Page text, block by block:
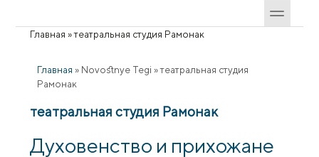
Главная »театральная студия Рамонак
Главная » Novostnye Tegi » театральная студия
Рамонак
театральная студия Рамонак
Духовенство и прихожане